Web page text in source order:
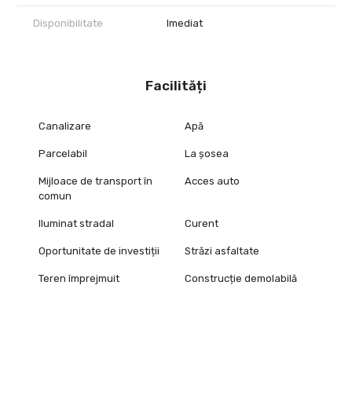
Disponibilitate Imediat
Facilități
Canalizare Apă
Parcelabil La șosea
Mijloace de transport în
comun
Acces auto
Iluminat stradal Curent
Oportunitate de investiții Străzi asfaltate
Teren împrejmuit Construcție demolabilă